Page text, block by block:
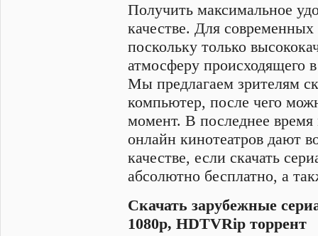
Получить максимальное
качестве. Для
поскольку только
атмосферу происходящего
Мы предлагаем зрителям
компьютер, после чего
момент. В последнее
онлайн кинотеатров дают
качестве, если скачать
абсолютно бесплатно, а
Cкачать зарубежные
1080p, HDTVRip торрент